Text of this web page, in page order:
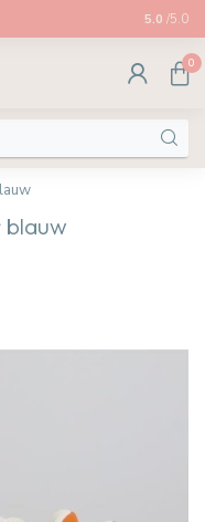
Afhalen
5.0 /5.0
0
blauw